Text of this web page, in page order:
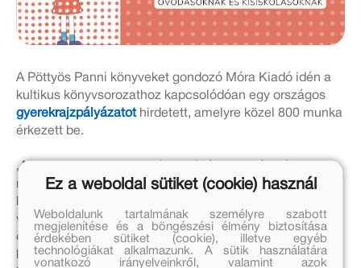
A Pöttyös Panni könyveket gondozó Móra Kiadó idén a
kultikus könyvsorozathoz kapcsolódóan egy országos
gyerekrajzpályázatothirdetett, amelyre közel 800 munka
érkezett be.
„Minket is meglepett az érdeklődés nagysága és az,
milyen odaadással és szeretettel készülő alkotásokat
kaptunk határon innen és túlról. Mivel a technika nem
volt meghatározva, a ceruza-, filc- és zsírkrétarajzokon
és festményeken túl kaptunk gyönyörű, kézzel készült
könyveket, babákat és egy újrahasznosított anyagból
Ez a weboldal sütiket (cookie) használ
Weboldalunk tartalmának személyre szabott
megjelenítése és a böngészési élmény biztosítása
érdekében sütiket (cookie), illetve egyéb
technológiákat alkalmazunk. A sütik használatára
vonatkozó irányelveinkről, valamint azok